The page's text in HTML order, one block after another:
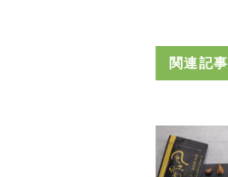
関連記事